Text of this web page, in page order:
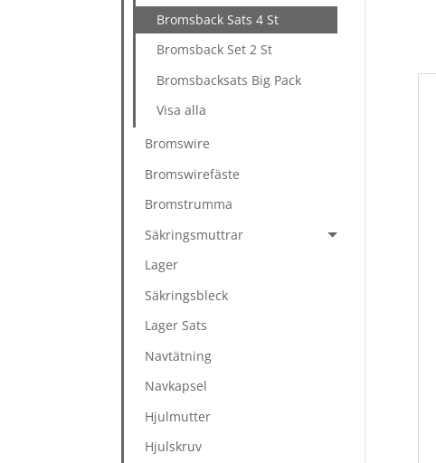
Bromsback Sats 4 St
Bromsback Set 2 St
Bromsbacksats Big Pack
Visa alla
Bromswire
Bromswirefäste
Bromstrumma
Säkringsmuttrar
Lager
Säkringsbleck
Lager Sats
Navtätning
Navkapsel
Hjulmutter
Hjulskruv